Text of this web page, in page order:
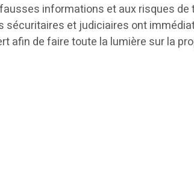
informations et aux risques de
sécuritaires et judiciaires ont
afin de faire toute la lumière sur la